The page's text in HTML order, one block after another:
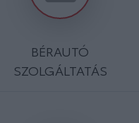
BÉRAUTÓ
SZOLGÁLTATÁS